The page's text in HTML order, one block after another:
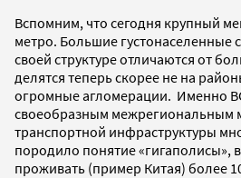
Вспомним, что сегодня крупный
метро. Большие густонаселенные
своей структуре отличаются от
делятся теперь скорее не на
огромные агломерации. Именно
своеобразным межрегиональным
транспортной инфраструктуры
породило понятие «гигаполисы»,
проживать (пример Китая) более